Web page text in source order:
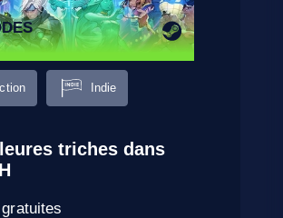
Indie
triches dans